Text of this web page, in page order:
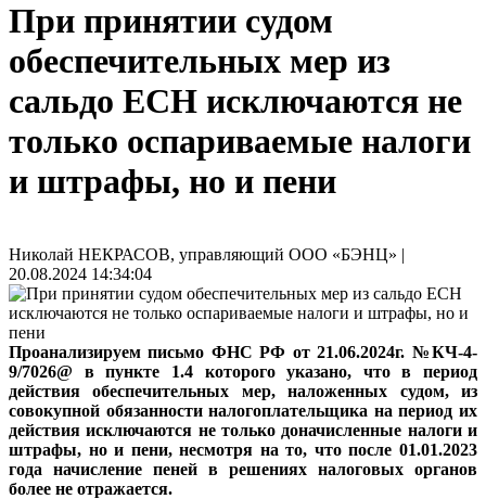
При принятии судом
обеспечительных мер из
сальдо ЕСН исключаются не
только оспариваемые налоги
и штрафы, но и пени
Николай НЕКРАСОВ, управляющий ООО «БЭНЦ» |
20.08.2024 14:34:04
Проанализируем письмо ФНС РФ от 21.06.2024г. №КЧ-4-
9/7026@ в пункте 1.4 которого указано, что в период
действия обеспечительных мер, наложенных судом, из
совокупной обязанности налогоплательщика на период их
действия исключаются не только доначисленные налоги и
штрафы, но и пени, несмотря на то, что после 01.01.2023
года начисление пеней в решениях налоговых органов
более не отражается.